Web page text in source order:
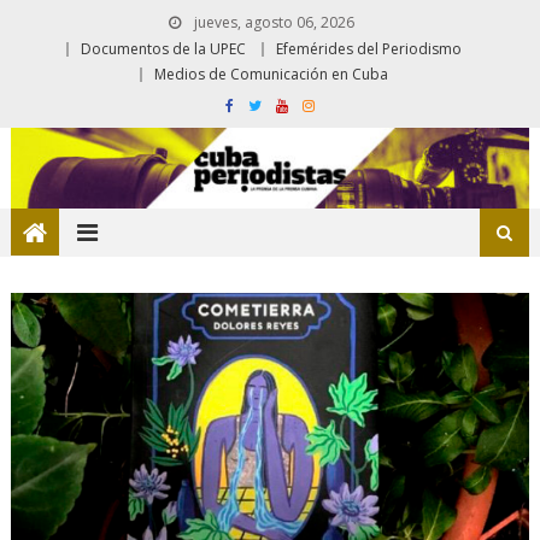
jueves, agosto 06, 2026
Documentos de la UPEC
Efemérides del Periodismo
Medios de Comunicación en Cuba